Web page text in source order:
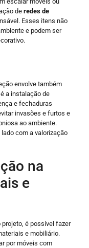
de redes de
Esses itens não
e podem ser
envolve também
a instalação de
e fechaduras
invasões e furtos e
ao ambiente.
lado com a valorização
na
e
é possível fazer
e mobiliário.
por móveis com